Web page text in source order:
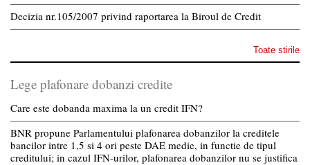
Decizia nr.105/2007 privind raportarea la Biroul de Credit
Toate stirile
Lege plafonare dobanzi credite
Care este dobanda maxima la un credit IFN?
BNR propune Parlamentului plafonarea dobanzilor la creditele
bancilor intre 1,5 si 4 ori peste DAE medie, in functie de tipul
creditului; in cazul IFN-urilor, plafonarea dobanzilor nu se justifica